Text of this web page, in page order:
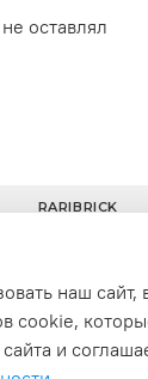
оставлял
00-30
RARIBRICK
наш сайт,
cookie,
и